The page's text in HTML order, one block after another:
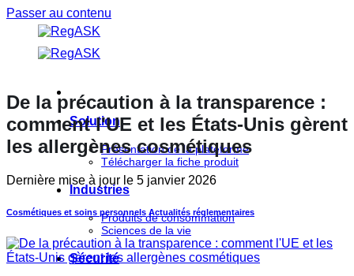
Passer au contenu
Solution
Présentation de la plateforme
Télécharger la fiche produit
Industries
Produits de consommation
Sciences de la vie
Sécurité
De la précaution à la transparence :
comment l'UE et les États-Unis gèrent
les allergènes cosmétiques
Dernière mise à jour le 5 janvier 2026
Cosmétiques et soins personnels Actualités réglementaires